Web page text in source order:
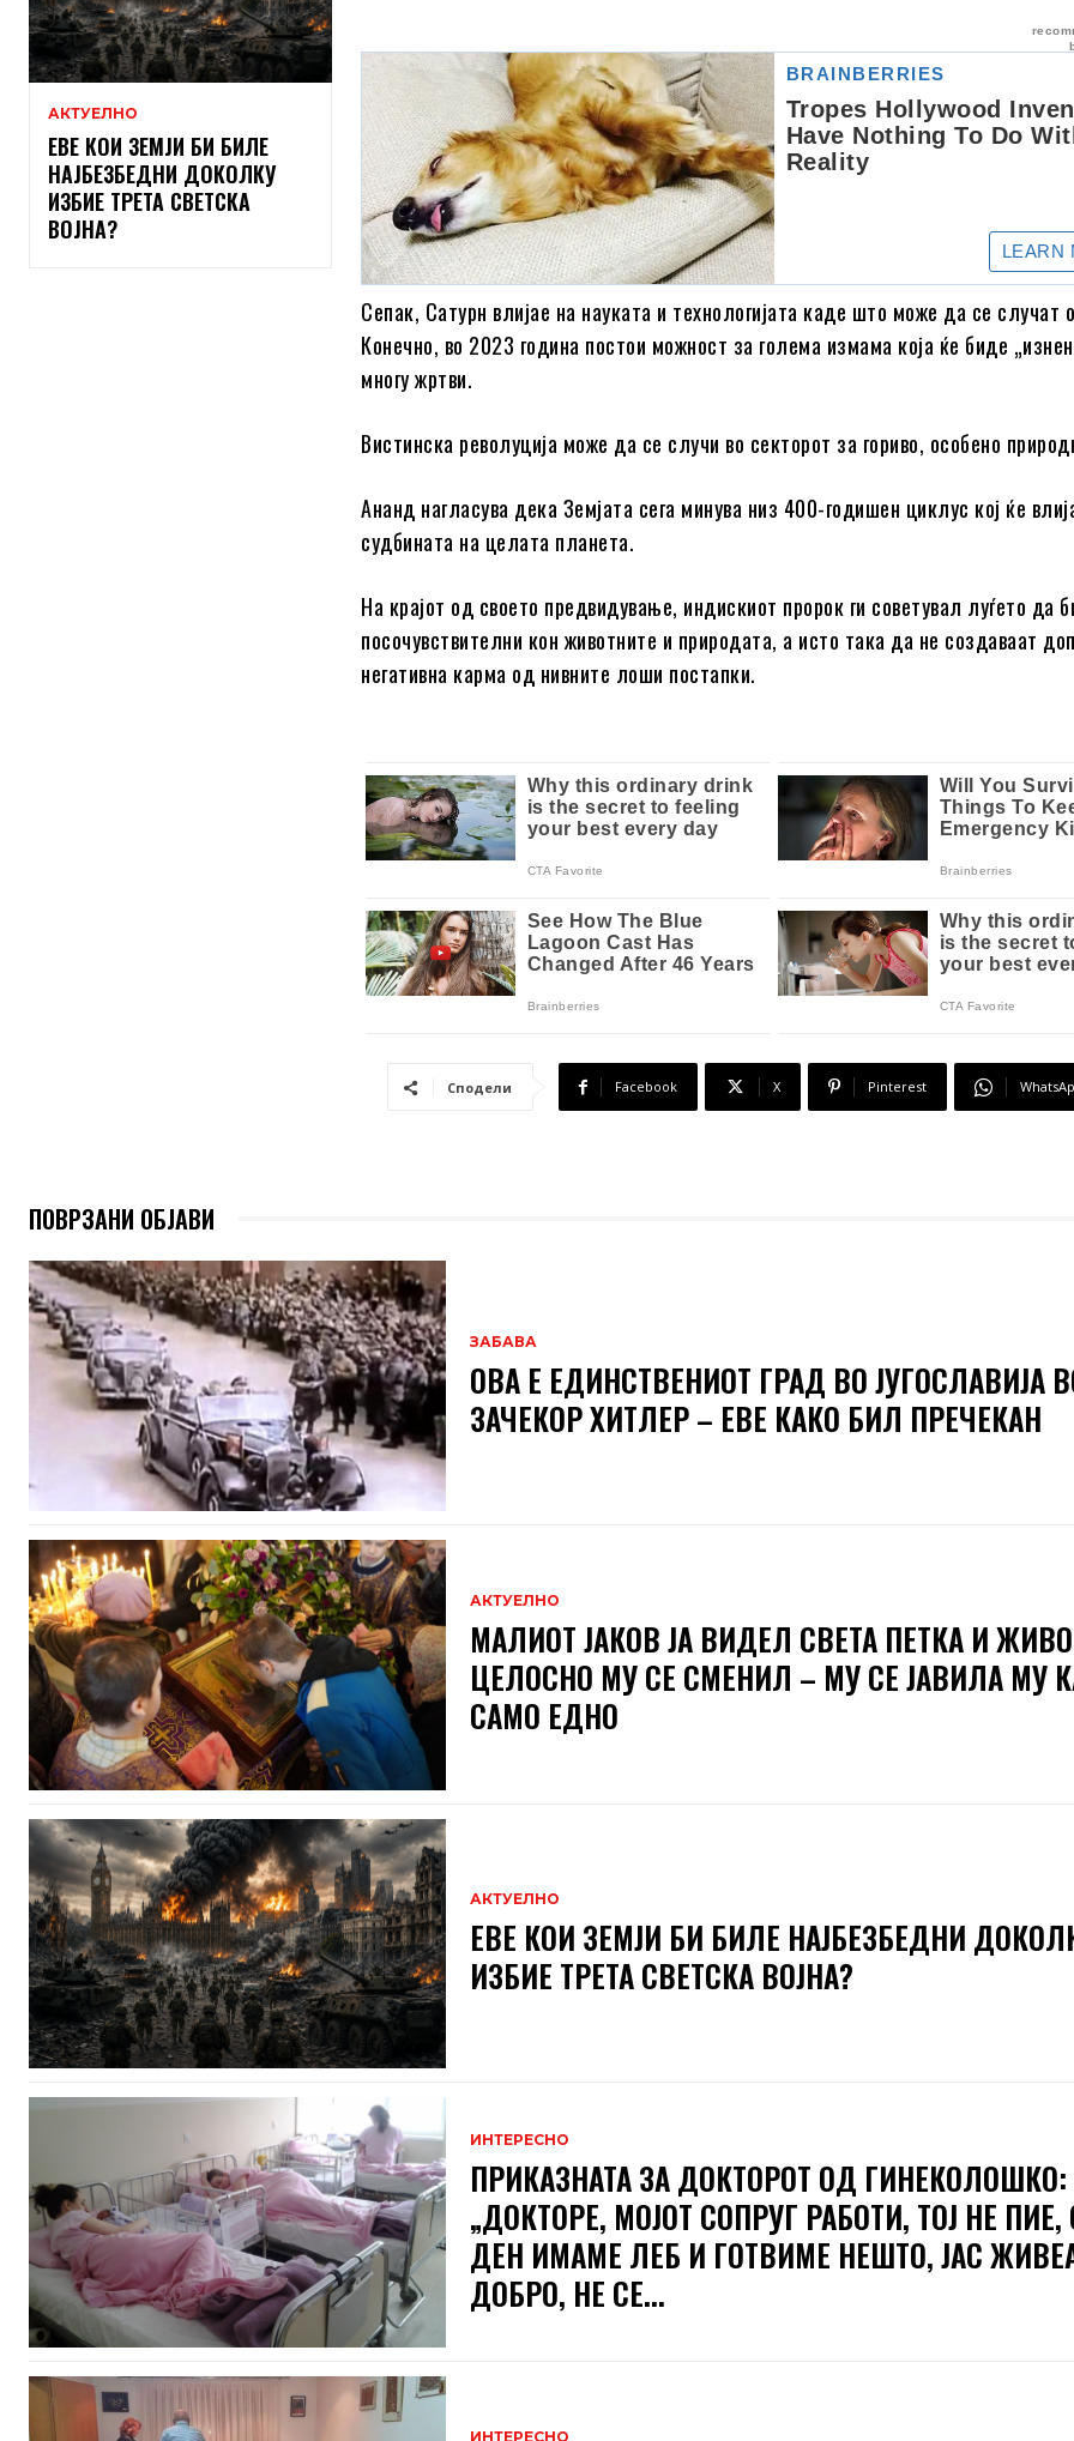
АКТУЕЛНО
ЕВЕ КОИ ЗЕМЈИ БИ БИЛЕ
НАЈБЕЗБЕДНИ ДОКОЛКУ
ИЗБИЕ ТРЕТА СВЕТСКА
ВОЈНА?
Сепак, Сатурн влијае на науката и технологијата каде што може да се случат
Конечно, во 2023 година постои можност за голема измама која ќе биде
многу жртви.
Вистинска револуција може да се случи во секторот за гориво, особено
Ананд нагласува дека Земјата сега минува низ 400-годишен циклус кој ќе
судбината на целата планета.
На крајот од своето предвидување, индискиот пророк ги советувал луѓето да
посочувствителни кон животните и природата, а исто така да не создаваат
негативна карма од нивните лоши постапки.
Сподели Facebook X Pinterest
ПОВРЗАНИ ОБЈАВИ
ЗАБАВА
ОВА Е ЕДИНСТВЕНИОТ ГРАД ВО ЈУГОСЛАВИЈА
ЗАЧЕКОР ХИТЛЕР – ЕВЕ КАКО БИЛ ПРЕЧЕКАН
АКТУЕЛНО
МАЛИОТ ЈАКОВ ЈА ВИДЕЛ СВЕТА ПЕТКА И
ЦЕЛОСНО МУ СЕ СМЕНИЛ – МУ СЕ ЈАВИЛА МУ
САМО ЕДНО
АКТУЕЛНО
ЕВЕ КОИ ЗЕМЈИ БИ БИЛЕ НАЈБЕЗБЕДНИ
ИЗБИЕ ТРЕТА СВЕТСКА ВОЈНА?
ИНТЕРЕСНО
ПРИКАЗНАТА ЗА ДОКТОРОТ ОД ГИНЕКОЛОШКО:
„ДОКТОРЕ, МОЈОТ СОПРУГ РАБОТИ, ТОЈ НЕ ПИЕ,
ДЕН ИМАМЕ ЛЕБ И ГОТВИМЕ НЕШТО, ЈАС
ДОБРО, НЕ СЕ...
ИНТЕРЕСНО